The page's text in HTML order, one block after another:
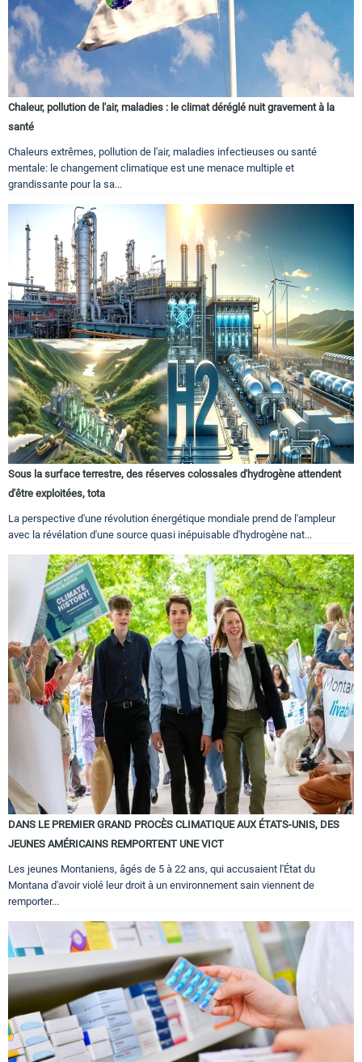
Chaleur, pollution de l'air, maladies : le climat déréglé nuit gravement à la
santé
Chaleurs extrêmes, pollution de l'air, maladies infectieuses ou santé
mentale: le changement climatique est une menace multiple et
grandissante pour la sa...
Sous la surface terrestre, des réserves colossales d'hydrogène attendent
d'être exploitées, tota
La perspective d'une révolution énergétique mondiale prend de l'ampleur
avec la révélation d'une source quasi inépuisable d'hydrogène nat...
DANS LE PREMIER GRAND PROCÈS CLIMATIQUE AUX ÉTATS-UNIS, DES
JEUNES AMÉRICAINS REMPORTENT UNE VICT
Les jeunes Montaniens, âgés de 5 à 22 ans, qui accusaient l'État du
Montana d'avoir violé leur droit à un environnement sain viennent de
remporter...